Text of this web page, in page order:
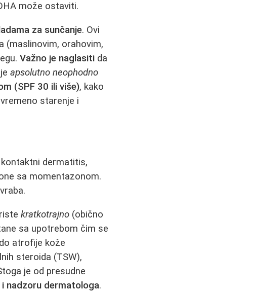
može ostaviti.
za sunčanje. Ovi
(maslinovim, orahovim,
Važno je naglasiti da
jeapsolutno neophodno
(SPF 30 ili više), kako
starenje i
dermatitis,
sa momentazonom.
kratkotrajno (obično
sa upotrebom čim se
atrofije kože
steroida (TSW),
je od presudne
nadzoru dermatologa.